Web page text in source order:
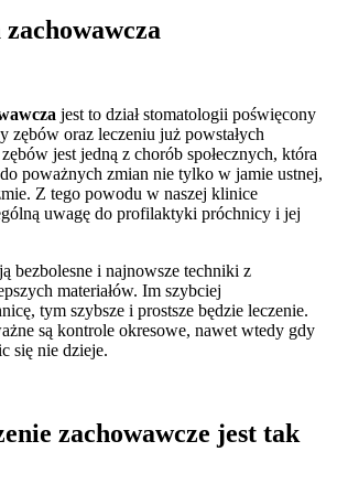
jest to dział stomatologii poświęcony
zębów oraz leczeniu już powstałych
zębów jest jedną z chorób społecznych, która
poważnych zmian nie tylko w jamie ustnej,
Z tego powodu w naszej klinice
uwagę do profilaktyki próchnicy i jej
bezbolesne i najnowsze techniki z
materiałów. Im szybciej
tym szybsze i prostsze będzie leczenie.
są kontrole okresowe, nawet wtedy gdy
się nie dzieje.
zachowawcze jest tak